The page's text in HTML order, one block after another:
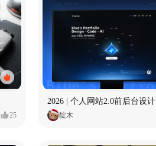
25
2026 | 个人网站2.0前后台设计
靛木